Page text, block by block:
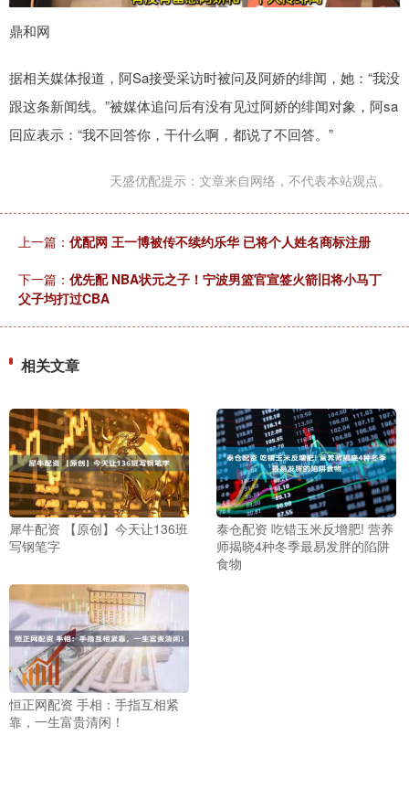
鼎和网
据相关媒体报道，阿Sa接受采访时被问及阿娇的绯闻，她：“我没
跟这条新闻线。”被媒体追问后有没有见过阿娇的绯闻对象，阿sa
回应表示：“我不回答你，干什么啊，都说了不回答。”
天盛优配提示：文章来自网络，不代表本站观点。
上一篇： 优配网 王一博被传不续约乐华 已将个人姓名商标注册
下一篇： 优先配 NBA状元之子！宁波男篮官宣签火箭旧将小马丁
父子均打过CBA
相关文章
犀牛配资 【原创】今天让136班
写钢笔字
泰仓配资 吃错玉米反增肥! 营养
师揭晓4种冬季最易发胖的陷阱
食物
恒正网配资 手相：手指互相紧
靠，一生富贵清闲！